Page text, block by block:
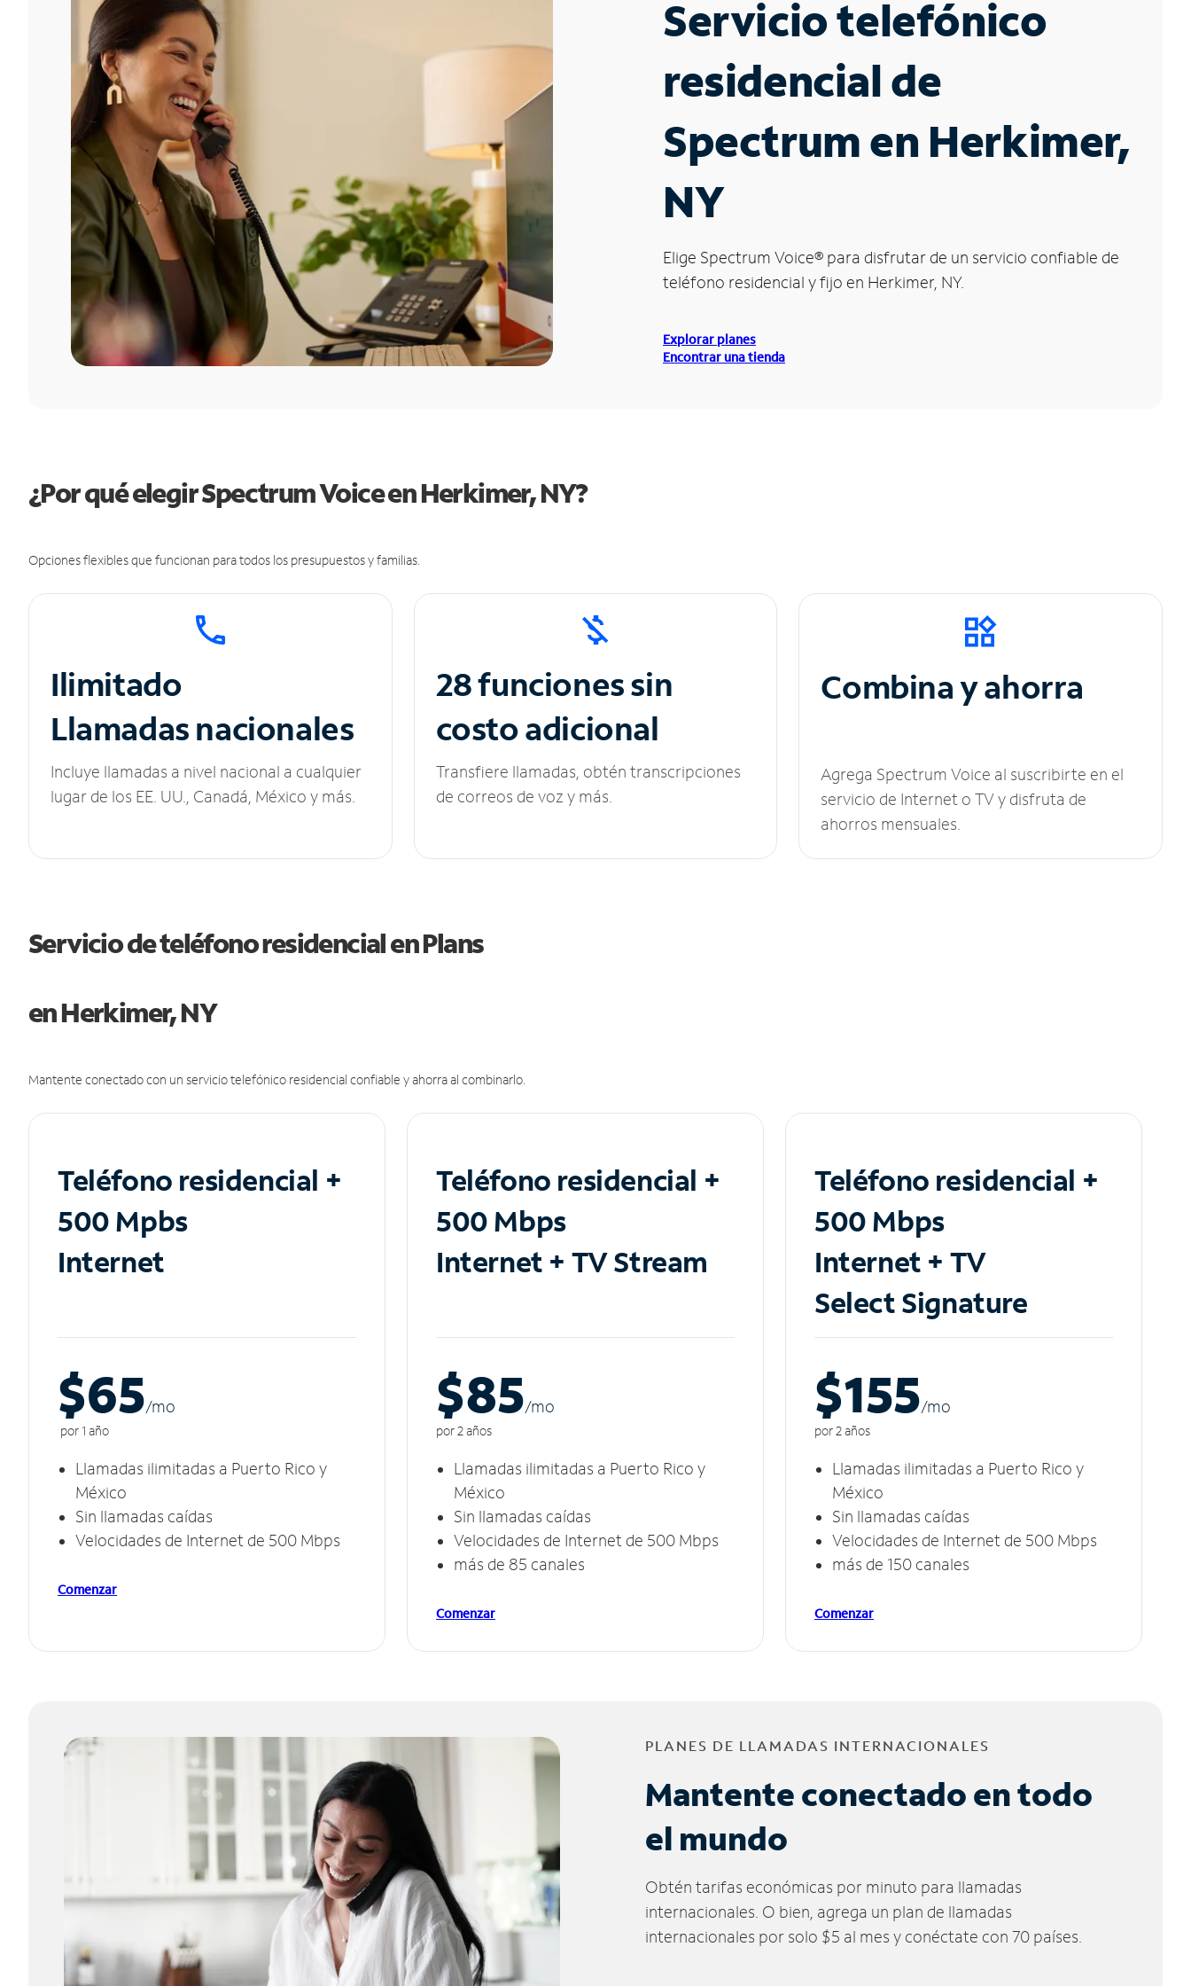
Servicio telefónico
residencial de
Spectrum en Herkimer,
NY
Elige Spectrum Voice® para disfrutar de un servicio confiable de
teléfono residencial y fijo en Herkimer, NY.
Explorar planes
Encontrar una tienda
¿Por qué elegir Spectrum Voice en Herkimer, NY?
Opciones flexibles que funcionan para todos los presupuestos y familias.
Ilimitado
Llamadas nacionales
Incluye llamadas a nivel nacional a cualquier
lugar de los EE. UU., Canadá, México y más.
28 funciones sin
costo adicional
Transfiere llamadas, obtén transcripciones
de correos de voz y más.
Combina y ahorra
Agrega Spectrum Voice al suscribirte en el
servicio de Internet o TV y disfruta de
ahorros mensuales.
Servicio de teléfono residencial en Plans
en Herkimer, NY
Mantente conectado con un servicio telefónico residencial confiable y ahorra al combinarlo.
Teléfono residencial +
500 Mpbs
Internet
$65/mo
por 1 año
Llamadas ilimitadas a Puerto Rico y
México
Sin llamadas caídas
Velocidades de Internet de 500 Mbps
Comenzar
Teléfono residencial +
500 Mbps
Internet + TV Stream
$85/mo
por 2 años
Llamadas ilimitadas a Puerto Rico y
México
Sin llamadas caídas
Velocidades de Internet de 500 Mbps
más de 85 canales
Comenzar
Teléfono residencial +
500 Mbps
Internet + TV
Select Signature
$155/mo
por 2 años
Llamadas ilimitadas a Puerto Rico y
México
Sin llamadas caídas
Velocidades de Internet de 500 Mbps
más de 150 canales
Comenzar
PLANES DE LLAMADAS INTERNACIONALES
Mantente conectado en todo
el mundo
Obtén tarifas económicas por minuto para llamadas
internacionales. O bien, agrega un plan de llamadas
internacionales por solo $5 al mes y conéctate con 70 países.